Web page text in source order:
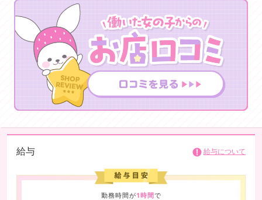
給与 給与について
勤務時間が1時間で